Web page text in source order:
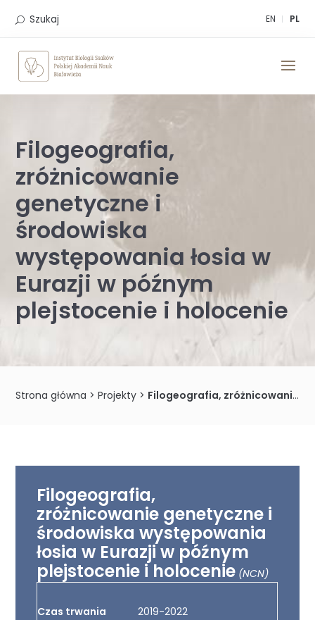
EN PL
Szukaj
Filogeografia,
zróżnicowanie
genetyczne i
środowiska
występowania łosia w
Eurazji w późnym
plejstocenie i holocenie
Strona główna >Projekty > Filogeografia, zróżnicowanie genetyczne i środowiska występowania łosia w Eurazji w późnym plejstocenie i holocenie
Filogeografia,
zróżnicowanie genetyczne i
środowiska występowania
łosia w Eurazji w późnym
plejstocenie i holocenie (NCN)
Czas trwania
2019-2022